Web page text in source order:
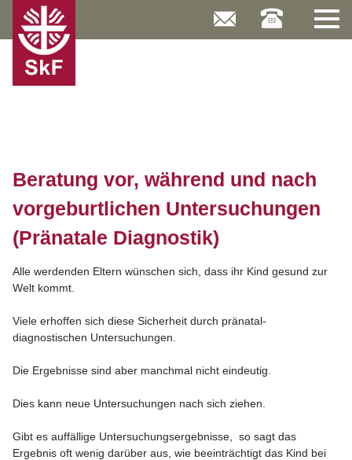
content
Beratung vor, während und nach
vorgeburtlichen Untersuchungen
(Pränatale Diagnostik)
Alle werdenden Eltern wünschen sich, dass ihr Kind gesund zur
Welt kommt.
Viele erhoffen sich diese Sicherheit durch pränatal-
diagnostischen Untersuchungen.
Die Ergebnisse sind aber manchmal nicht eindeutig.
Dies kann neue Untersuchungen nach sich ziehen.
Gibt es auffällige Untersuchungsergebnisse, so sagt das
Ergebnis oft wenig darüber aus, wie beeinträchtigt das Kind bei